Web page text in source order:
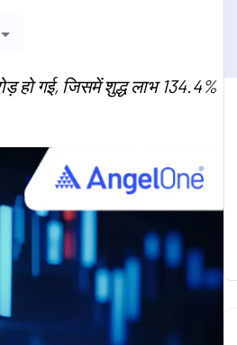
हो गई, जिसमें शुद्ध लाभ 134.4%